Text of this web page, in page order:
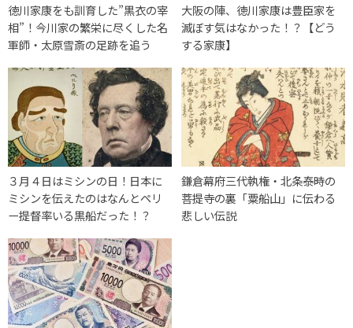
徳川家康をも訓育した”黒衣の宰
相”！今川家の繁栄に尽くした名
軍師・太原雪斎の足跡を追う
大阪の陣、徳川家康は豊臣家を
滅ぼす気はなかった！？【どう
する家康】
３月４日はミシンの日！日本に
ミシンを伝えたのはなんとペリ
ー提督率いる黒船だった！？
鎌倉幕府三代執権・北条泰時の
菩提寺の裏「粟船山」に伝わる
悲しい伝説